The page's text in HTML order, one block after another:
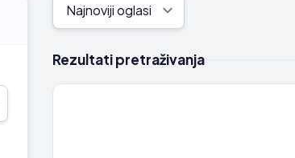
Rezultati pretraživanja